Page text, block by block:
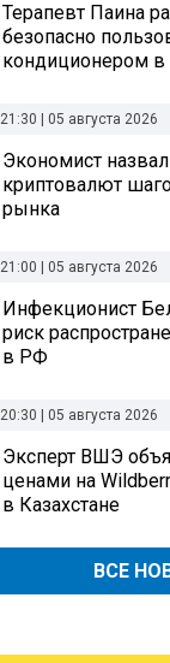
Терапевт Паина
безопасно
кондиционером в
21:30 | 05 августа 2026
Экономист
криптовалют
рынка
21:00 | 05 августа 2026
Инфекционист
риск
в РФ
20:30 | 05 августа 2026
Эксперт ВШЭ
ценами на
в Казахстане
ВСЕ